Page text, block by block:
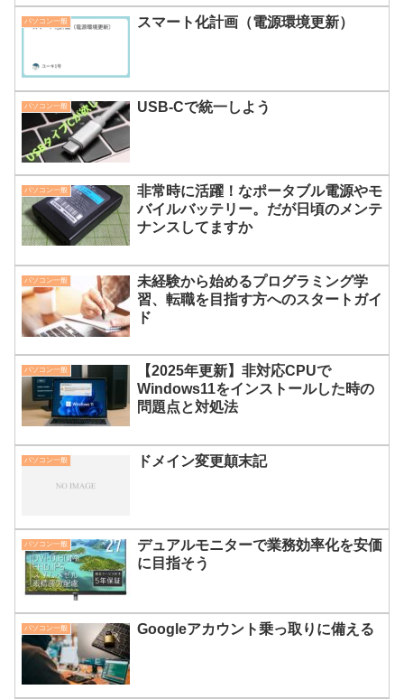
パソコン一般 スマート化計画（電源環境更新）
パソコン一般 USB-Cで統一しよう
パソコン一般
非常時に活躍！なポータブル電源やモ
バイルバッテリー。だが日頃のメンテ
ナンスしてますか
パソコン一般
未経験から始めるプログラミング学
習、転職を目指す方へのスタートガイ
ド
パソコン一般
【2025年更新】非対応CPUで
Windows11をインストールした時の
問題点と対処法
パソコン一般 ドメイン変更顛末記
パソコン一般
デュアルモニターで業務効率化を安価
に目指そう
パソコン一般 Googleアカウント乗っ取りに備える